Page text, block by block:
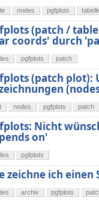
nodes pgfplots
(patch /
coords' durch
pgfplots patch
(patch plot):
nodes pgfplots patch
Nicht
on'
pgfplots
zeichne ich
archiv pgfplots